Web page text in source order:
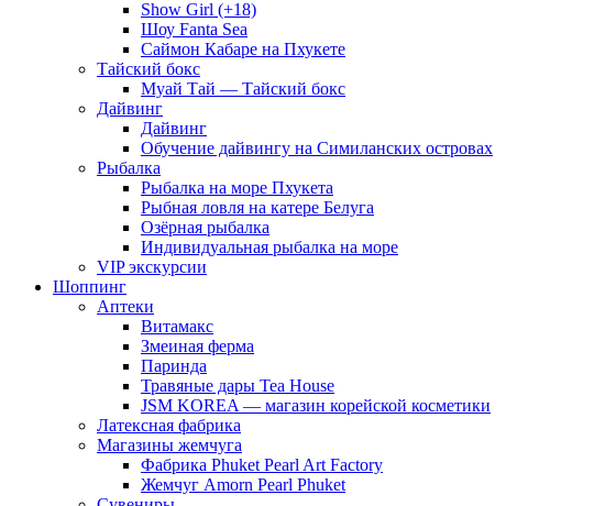
Show Girl (+18)
Шоу Fanta Sea
Саймон Кабаре на Пхукете
Тайский бокс
Муай Тай — Тайский бокс
Дайвинг
Дайвинг
Обучение дайвингу на Симиланских островах
Рыбалка
Рыбалка на море Пхукета
Рыбная ловля на катере Белуга
Озёрная рыбалка
Индивидуальная рыбалка на море
VIP экскурсии
Шоппинг
Аптеки
Витамакс
Змеиная ферма
Паринда
Травяные дары Tea House
JSM KOREA — магазин корейской косметики
Латексная фабрика
Магазины жемчуга
Фабрика Phuket Pearl Art Factory
Жемчуг Amorn Pearl Phuket